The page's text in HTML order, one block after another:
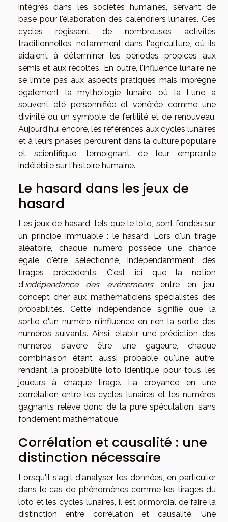
intégrés dans les sociétés humaines, servant de
base pour l'élaboration des calendriers lunaires. Ces
cycles régissent de nombreuses activités
traditionnelles, notamment dans l'agriculture, où ils
aidaient à déterminer les périodes propices aux
semis et aux récoltes. En outre, l'influence lunaire ne
se limite pas aux aspects pratiques mais imprègne
également la mythologie lunaire, où la Lune a
souvent été personnifiée et vénérée comme une
divinité ou un symbole de fertilité et de renouveau.
Aujourd'hui encore, les références aux cycles lunaires
et à leurs phases perdurent dans la culture populaire
et scientifique, témoignant de leur empreinte
indélébile sur l'histoire humaine.
Le hasard dans les jeux de
hasard
Les jeux de hasard, tels que le loto, sont fondés sur
un principe immuable : le hasard. Lors d'un tirage
aléatoire, chaque numéro possède une chance
égale d'être sélectionné, indépendamment des
tirages précédents. C'est ici que la notion
d'indépendance des événementsentre en jeu,
concept cher aux mathématiciens spécialistes des
probabilités. Cette indépendance signifie que la
sortie d'un numéro n'influence en rien la sortie des
numéros suivants. Ainsi, établir une prédiction des
numéros s'avère être une gageure, chaque
combinaison étant aussi probable qu'une autre,
rendant la probabilité loto identique pour tous les
joueurs à chaque tirage. La croyance en une
corrélation entre les cycles lunaires et les numéros
gagnants relève donc de la pure spéculation, sans
fondement mathématique.
Corrélation et causalité : une
distinction nécessaire
Lorsqu'il s'agit d'analyser les données, en particulier
dans le cas de phénomènes comme les tirages du
loto et les cycles lunaires, il est primordial de faire la
distinction entre corrélation et causalité. Une